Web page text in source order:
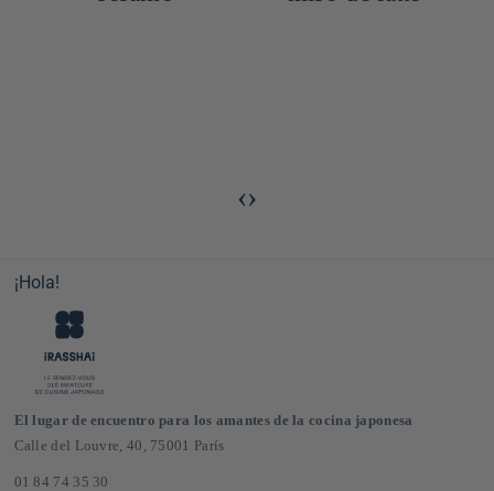
‹›
¡Hola!
El lugar de encuentro para los amantes de la cocina japonesa
Calle del Louvre, 40, 75001 París
01 84 74 35 30